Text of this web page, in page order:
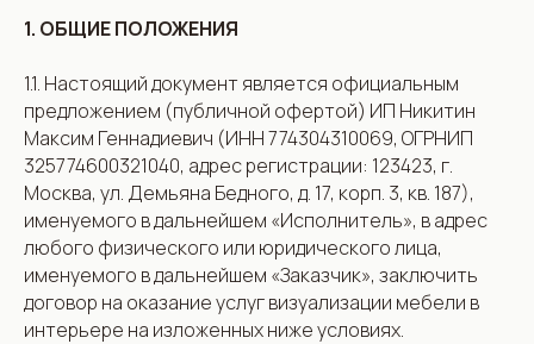
1. ОБЩИЕ ПОЛОЖЕНИЯ
1.1. Настоящий документ является официальным
предложением (публичной офертой) ИП Никитин
Максим Геннадиевич (ИНН 774304310069, ОГРНИП
325774600321040, адрес регистрации: 123423, г.
Москва, ул. Демьяна Бедного, д. 17, корп. 3, кв. 187),
именуемого в дальнейшем «Исполнитель», в адрес
любого физического или юридического лица,
именуемого в дальнейшем «Заказчик», заключить
договор на оказание услуг визуализации мебели в
интерьере на изложенных ниже условиях.